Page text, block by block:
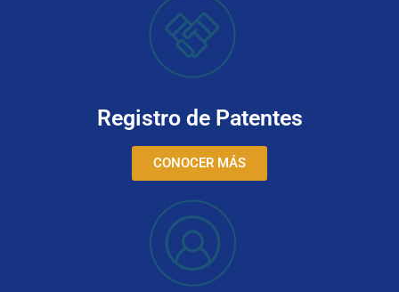
Registro de Patentes
CONOCER MÁS